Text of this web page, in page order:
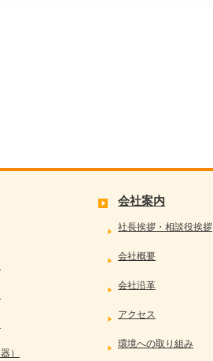
）
会社案内
社長挨拶・相談役挨拶
会社概要
会社沿革
アクセス
環境への取り組み